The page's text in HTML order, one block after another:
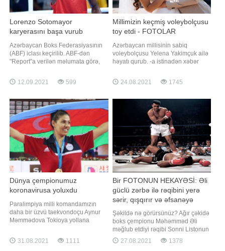
Lorenzo Sotomayor
karyerasını başa vurub
Azərbaycan Boks Federasiyasının
(ABF) iclası keçirilib. ABF-dən
"Report"a verilən məlumata görə,
Oyunlarının yekunu və növbəti
Olimpiya tsiklinə hazırlıqla bağlı
vitse-prezidentləri Süleyman
Mikayılovla Rövşən Hüseynov, baş
katib Nağ
12.09.2021 599
Millimizin keçmiş voleybolçusu
toy etdi - FOTOLAR
Azərbaycan millisinin sabiq
voleybolçusu Yelena Yakimçuk ailə
həyatı qurub. -a istinadən xəbər
mərasimi vətəni Ukraynada baş
tutub. Xanım voleybolçu Dmitri
olan Yelenanın toyu da paytaxtda
gerçəkləşib. Cütlük şad gününü
Kiyev vilayətind
24.08.2021 1745
Dünya çempionumuz
koronavirusa yoluxdu
Paralimpiya milli komandamızın
daha bir üzvü taekvondoçu Aynur
Məmmədova Tokioya yollana
görə, üçqat dünya, 4 dəfə Avropa
çempionu parataekvondoçu Aynur
31.08.2021 1111
Bir FOTONUN HEKAYƏSİ: Əli
güclü zərbə ilə rəqibini yerə
sərir, qışqırır və əfsanəyə
çevrilir
Şəkildə nə görürsünüz? Ağır çəkidə
boks çempionu Məhəmməd Əli
məğlub etdiyi rəqibi Sonni Listonun
başı üzərində dayanıb. Nə baş
verir? Əli 1964 -cü ildə Listondan
27.08.2021 1378